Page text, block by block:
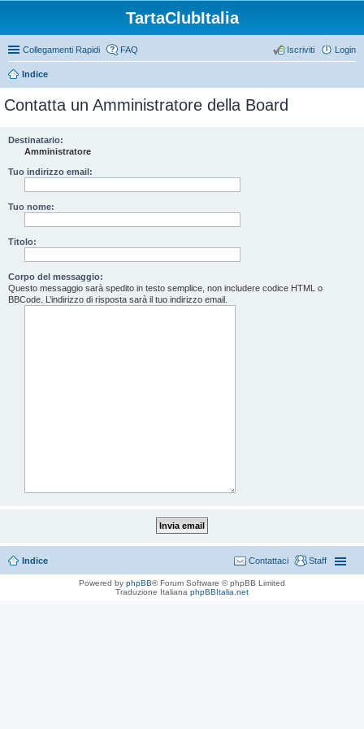
TartaClubItalia
Collegamenti Rapidi FAQ Login
Iscriviti
Indice
Contatta un Amministratore della Board
Destinatario:
Amministratore
Tuo indirizzo email:
Tuo nome:
Titolo:
Corpo del messaggio:
Questo messaggio sarà spedito in testo semplice, non includere codice HTML o
BBCode. L’indirizzo di risposta sarà il tuo indirizzo email.
Indice Staff
Contattaci
Powered by phpBB® Forum Software © phpBB Limited
Traduzione Italiana phpBBItalia.net